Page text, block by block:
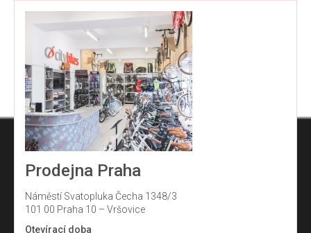
Prodejna Praha
Náměstí Svatopluka Čecha 1348/3
101 00 Praha 10 – Vršovice
Otevírací doba